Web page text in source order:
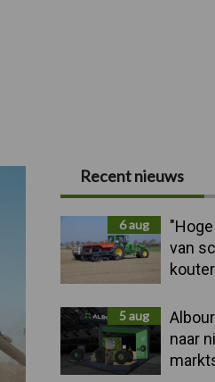
Primaire
Sidebar
Recent nieuws
6 aug
van
5 aug
naar